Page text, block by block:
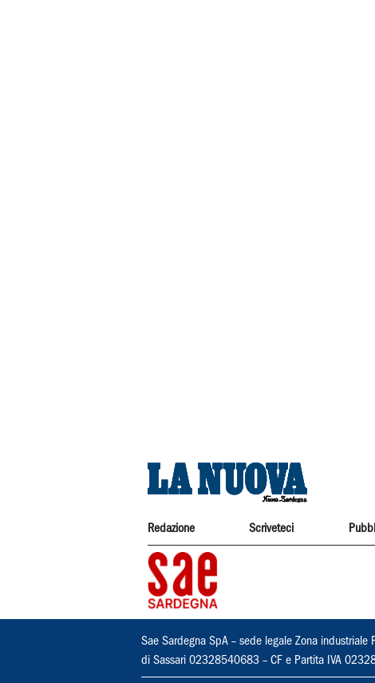
Redazione Scriveteci
Sae Sardegna SpA – sede legale Zona
di Sassari 02328540683 – CF e Partita IVA